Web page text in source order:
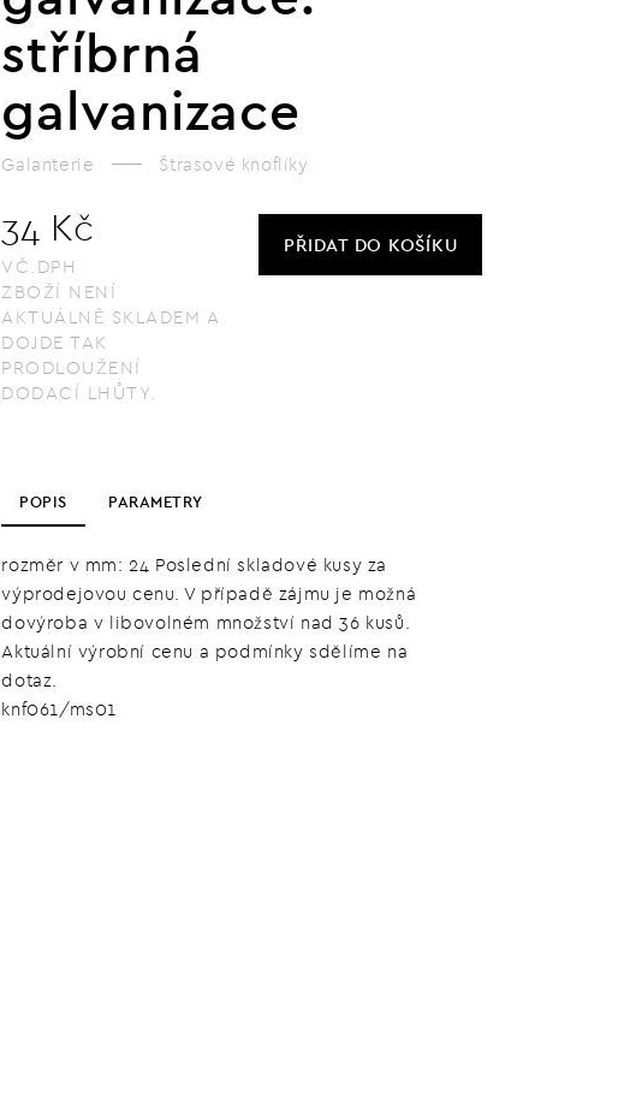
stříbrná
galvanizace
Galanterie Štrasové knoflíky
34 Kč
VČ.DPH
ZBOŽÍ NENÍ
AKTUÁLNĚ SKLADEM A
DOJDE TAK
PRODLOUŽENÍ
DODACÍ LHŮTY.
PŘIDATDO KOŠÍKU
POPIS PARAMETRY
rozměr v mm: 24 Poslední skladové kusy za
výprodejovou cenu. V případě zájmu je možná
dovýroba v libovolném množství nad 36 kusů.
Aktuální výrobní cenu a podmínky sdělíme na
dotaz.
knf061/ms01